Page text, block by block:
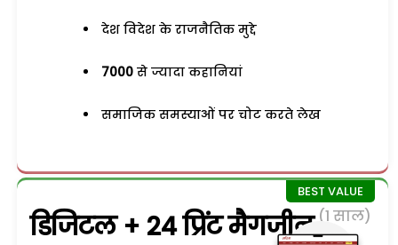
देश विदेश के राजनैतिक मुद्दे
7000 से ज्यादा कहानियां
समाजिक समस्याओं पर चोट करते लेख
डिजिटल + 24 प्रिंट मैगजीन (1 साल)